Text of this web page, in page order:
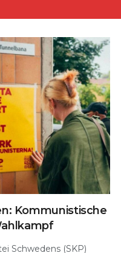
k
Kommunistische
Schwedens (SKP)